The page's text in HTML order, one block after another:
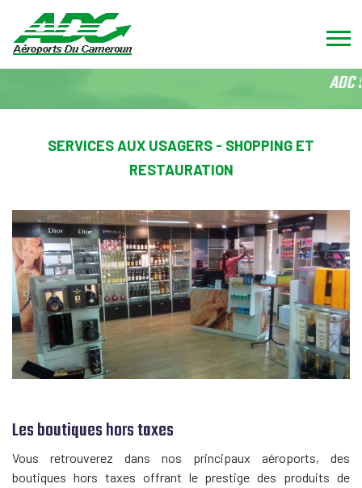
ADC
SERVICES AUX USAGERS - SHOPPING ET
RESTAURATION
Les boutiques hors taxes
Vous retrouverez dans nos principaux aéroports, des
boutiques hors taxes offrant le prestige des produits de